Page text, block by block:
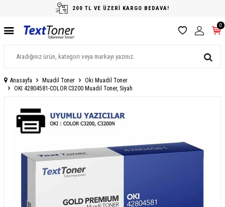
200 TL VE ÜZERİ KARGO BEDAVA!
0
Anasayfa Muadil Toner
Oki Muadil Toner
OKI 42804581-COLOR C3200 Muadil Toner, Siyah